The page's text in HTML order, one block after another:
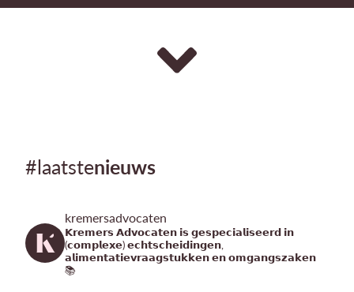
#laatstenieuws
kremersadvocaten
𝗞𝗿𝗲𝗺𝗲𝗿𝘀 𝗔𝗱𝘃𝗼𝗰𝗮𝘁𝗲𝗻 𝗶𝘀 𝗴𝗲𝘀𝗽𝗲𝗰𝗶𝗮𝗹𝗶𝘀𝗲𝗲𝗿𝗱 𝗶𝗻
(𝗰𝗼𝗺𝗽𝗹𝗲𝘅𝗲) 𝗲𝗰𝗵𝘁𝘀𝗰𝗵𝗲𝗶𝗱𝗶𝗻𝗴𝗲𝗻,
𝗮𝗹𝗶𝗺𝗲𝗻𝘁𝗮𝘁𝗶𝗲𝘃𝗿𝗮𝗮𝗴𝘀𝘁𝘂𝗸𝗸𝗲𝗻 𝗲𝗻 𝗼𝗺𝗴𝗮𝗻𝗴𝘀𝘇𝗮𝗸𝗲𝗻
📚